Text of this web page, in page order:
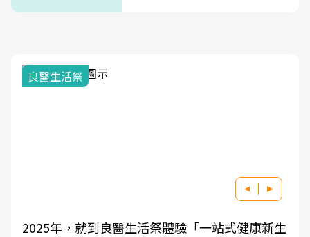
我與健康韌性的距離
良醫健康網從「換季的身體變化」出發，透過醫